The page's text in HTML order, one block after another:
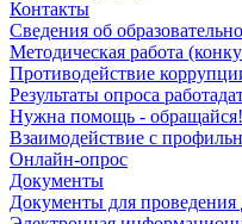
Контакты
Сведения об
Методическая работа
Противодействие
Результаты опроса
Нужна помощь - обращайся!
Взаимодействие с
Онлайн-опрос
Документы
Документы для